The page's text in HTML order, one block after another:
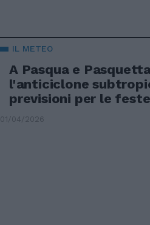
IL METEO
A Pasqua e
l'anticiclone
previsioni per le feste
01/04/2026